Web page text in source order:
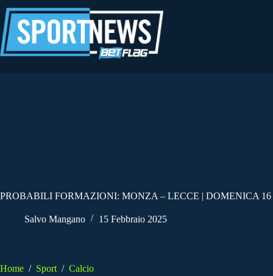
al
contenuto
PROBABILI FORMAZIONI: MONZA – LECCE | DOMENICA 16
Salvo Mangano 15 Febbraio 2025
Home / Sport / Calcio